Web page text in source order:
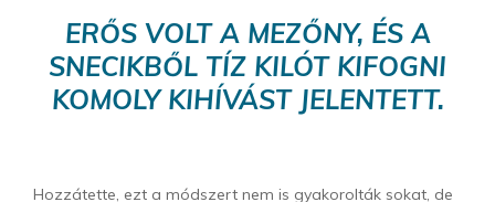
ERŐS VOLT A MEZŐNY, ÉS A
SNECIKBŐL TÍZ KILÓT KIFOGNI
KOMOLY KIHÍVÁST JELENTETT.
Hozzátette, ezt a módszert nem is gyakorolták sokat, de